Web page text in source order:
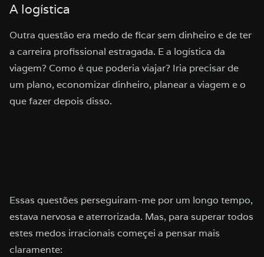
A logística
Outra questão era medo de ficar sem dinheiro e de ter
a carreira profissional estragada. E a logística da
viagem? Como é que poderia viajar? Iria precisar de
um plano, economizar dinheiro, planear a viagem e o
que fazer depois disso.
Essas questões perseguiram-me por um longo tempo,
estava nervosa e aterrorizada. Mas, para superar todos
estes medos irracionais começei a pensar mais
claramente: